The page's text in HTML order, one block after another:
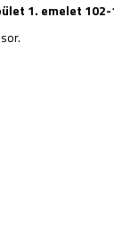
1. emelet